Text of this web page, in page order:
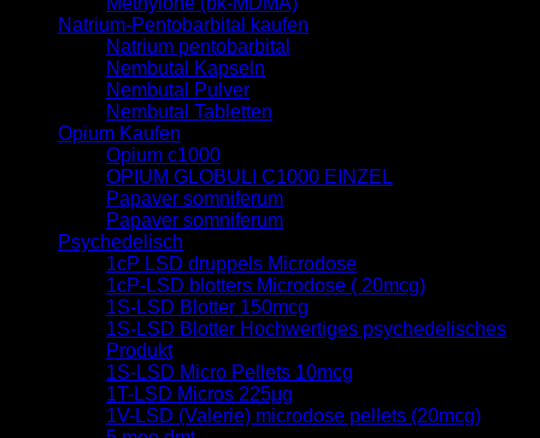
Natrium-Pentobarbital kaufen
Natrium pentobarbital
Nembutal Kapseln
Nembutal Pulver
Nembutal Tabletten
Opium Kaufen
Opium c1000
OPIUM GLOBULI C1000 EINZEL
Papaver somniferum
Papaver somniferum
Psychedelisch
1cP LSD druppels Microdose
1cP-LSD blotters Microdose ( 20mcg)
1S-LSD Blotter 150mcg
1S-LSD Blotter Hochwertiges psychedelisches
Produkt
1S-LSD Micro Pellets 10mcg
1T-LSD Micros 225μg
1V-LSD (Valerie) microdose pellets (20mcg)